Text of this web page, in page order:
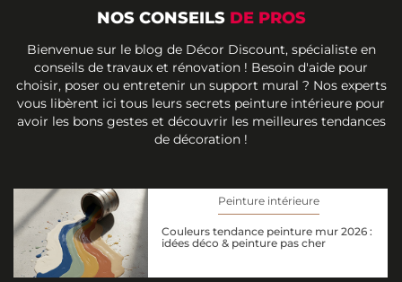
NOS CONSEILS DE PROS
Bienvenue sur le blog de Décor Discount, spécialiste en
conseils de travaux et rénovation ! Besoin d'aide pour
choisir, poser ou entretenir un support mural ? Nos experts
vous libèrent ici tous leurs secrets peinture intérieure pour
avoir les bons gestes et découvrir les meilleures tendances
de décoration !
Peinture intérieure
Couleurs tendance peinture mur 2026 :
idées déco & peinture pas cher